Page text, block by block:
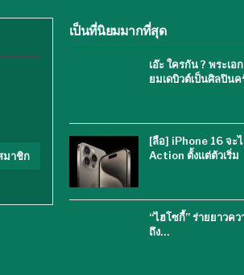
มาชิก
เป็นที่นิยมมากที่สุด
เอ๊ะ ใครกัน ? พระเอ
ยมเดบิวต์เป็นศิลปินค
[ลือ] iPhone 16 จะ
Action ตั้งแต่ตัวเริ่ม
“ไฮโซกี้” ร่ายยาวค
ถึง…